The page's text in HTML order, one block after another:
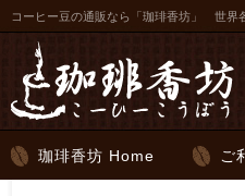
コーヒー豆の通販なら「珈琲香坊」 世界
珈琲香坊 Home ご